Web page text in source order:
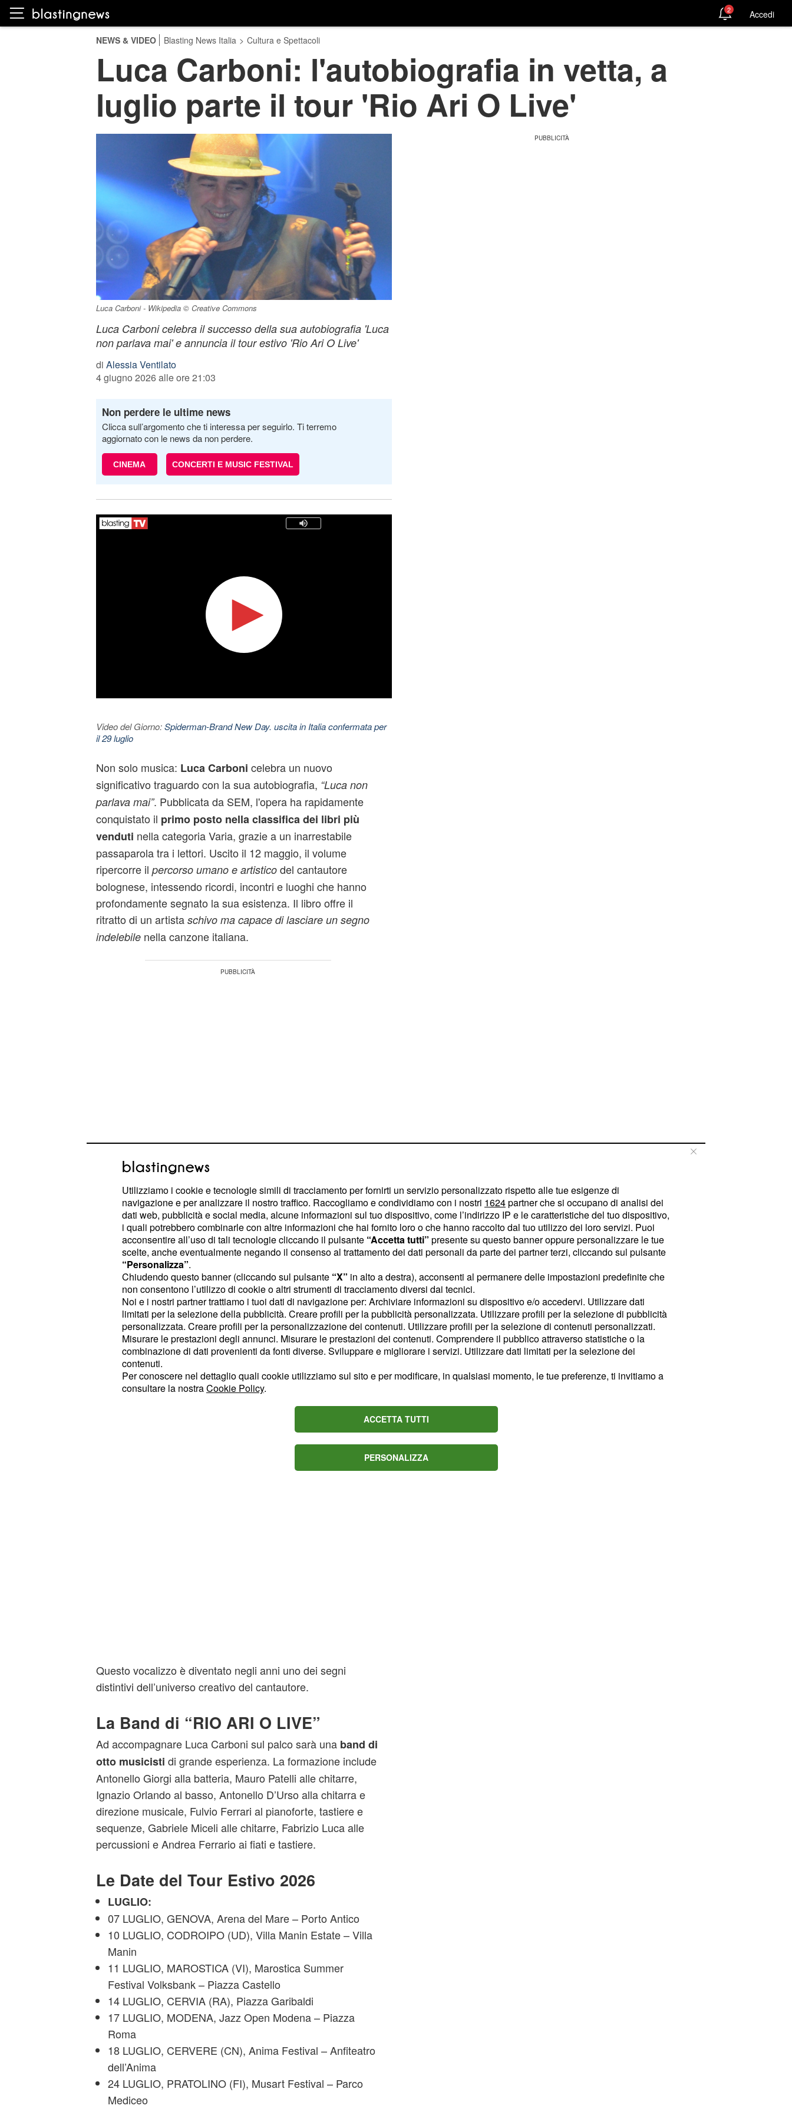
2 Accedi
NEWS & VIDEO Blasting News Italia > Cultura e Spettacoli
Luca Carboni: l'autobiografia in vetta, a
luglio parte il tour 'Rio Ari O Live'
Luca Carboni - Wikipedia © Creative Commons
Luca Carboni celebra il successo della sua autobiografia 'Luca
non parlava mai' e annuncia il tour estivo 'Rio Ari O Live'
di Alessia Ventilato
4 giugno 2026 alle ore 21:03
Non perdere le ultime news
Clicca sull’argomento che ti interessa per seguirlo. Ti terremo
aggiornato con le news da non perdere.
CINEMA CONCERTI E MUSIC FESTIVAL
Video del Giorno:Spiderman-Brand New Day. uscita in Italia confermata per
il 29 luglio
Non solo musica: Luca Carboni celebra un nuovo
significativo traguardo con la sua autobiografia, “Luca non
parlava mai”. Pubblicata da SEM, l'opera ha rapidamente
conquistato il primo posto nella classifica dei libri più
venduti nella categoria Varia, grazie a un inarrestabile
passaparola tra i lettori. Uscito il 12 maggio, il volume
ripercorre il percorso umano e artisticodel cantautore
bolognese, intessendo ricordi, incontri e luoghi che hanno
profondamente segnato la sua esistenza. Il libro offre il
ritratto di un artista schivo ma capace di lasciare un segno
indelebilenella canzone italiana.
Archiviato il successo editoriale, Carboni si prepara a
tornare sul palco con“RIO ARI O LIVE”, il tour estivo che
da luglio a settembre 2026 lo vedrà protagonista in tutta
Italia. Le tappe si snoderanno tra festival, anfiteatri e scenari
storici, offrendo al pubblico un'esperienza unica. La
partenza è fissata per il7 luglio all’Arena del Mare di
Genova, mentre il gran finale è previsto a metà settembre
allo Sferisterio di Macerata.
Lo spettacolo è concepito come unviaggio immersivotra
musica, parole e immagini. Carboni alternerà i grandi
successi del suo vasto repertorio a momenti più raccolti e
acustici, creando un'atmosfera intima e coinvolgente. Il titolo
del tour,“Rio Ari O”, è un richiamo al celebre vocalizzo che
“…Intanto Dustin Hoffman
Questo vocalizzo è diventato negli anni uno dei segni
distintivi dell’universo creativo del cantautore.
La Band di “RIO ARI O LIVE”
Ad accompagnare Luca Carboni sul palco sarà una band di
otto musicisti di grande esperienza. La formazione include
Antonello Giorgi alla batteria, Mauro Patelli alle chitarre,
Ignazio Orlando al basso, Antonello D’Urso alla chitarra e
direzione musicale, Fulvio Ferrari al pianoforte, tastiere e
sequenze, Gabriele Miceli alle chitarre, Fabrizio Luca alle
percussioni e Andrea Ferrario ai fiati e tastiere.
Le Date del Tour Estivo 2026
LUGLIO:
07 LUGLIO, GENOVA, Arena del Mare – Porto Antico
10 LUGLIO, CODROIPO (UD), Villa Manin Estate – Villa
Manin
11 LUGLIO, MAROSTICA (VI), Marostica Summer
Festival Volksbank – Piazza Castello
14 LUGLIO, CERVIA (RA), Piazza Garibaldi
17 LUGLIO, MODENA, Jazz Open Modena – Piazza
Roma
18 LUGLIO, CERVERE (CN), Anima Festival – Anfiteatro
dell’Anima
24 LUGLIO, PRATOLINO (FI), Musart Festival – Parco
Mediceo
Utilizziamo i cookie e tecnologie simili di tracciamento per fornirti un servizio personalizzato rispetto alle tue esigenze di
navigazione e per analizzare il nostro traffico. Raccogliamo e condividiamo con i nostri 1624partner che si occupano di analisi dei
dati web, pubblicità e social media, alcune informazioni sul tuo dispositivo, come l’indirizzo IP e le caratteristiche del tuo dispositivo,
i quali potrebbero combinarle con altre informazioni che hai fornito loro o che hanno raccolto dal tuo utilizzo dei loro servizi. Puoi
acconsentire all’uso di tali tecnologie cliccando il pulsante “Accetta tutti” presente su questo banner oppure personalizzare le tue
scelte, anche eventualmente negando il consenso al trattamento dei dati personali da parte dei partner terzi, cliccando sul pulsante
“Personalizza”.
Chiudendo questo banner (cliccando sul pulsante “X” in alto a destra), acconsenti al permanere delle impostazioni predefinite che
non consentono l’utilizzo di cookie o altri strumenti di tracciamento diversi dai tecnici.
Noi e i nostri partner trattiamo i tuoi dati di navigazione per: Archiviare informazioni su dispositivo e/o accedervi. Utilizzare dati
limitati per la selezione della pubblicità. Creare profili per la pubblicità personalizzata. Utilizzare profili per la selezione di pubblicità
personalizzata. Creare profili per la personalizzazione dei contenuti. Utilizzare profili per la selezione di contenuti personalizzati.
Misurare le prestazioni degli annunci. Misurare le prestazioni dei contenuti. Comprendere il pubblico attraverso statistiche o la
combinazione di dati provenienti da fonti diverse. Sviluppare e migliorare i servizi. Utilizzare dati limitati per la selezione dei
contenuti.
Per conoscere nel dettaglio quali cookie utilizziamo sul sito e per modificare, in qualsiasi momento, le tue preferenze, ti invitiamo a
consultare la nostraCookie Policy.
ACCETTA TUTTI
PERSONALIZZA